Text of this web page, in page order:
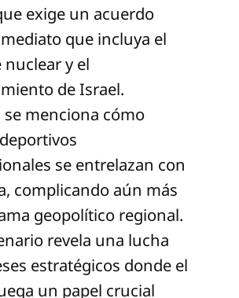
exige un acuerdo
que incluya el
nuclear y el
de Israel.
se menciona cómo
se entrelazan con
complicando aún más
geopolítico regional.
revela una lucha
estratégicos donde el
un papel crucial